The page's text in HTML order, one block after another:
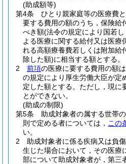
(助成額等)
第4条
ひとり親家庭等の医療費
要する費用の額のうち，保険給
べき額(法令の規定により国若
よる医療に関する給付又は医療
れる高額療養費若しくは附加給
除した額)に相当する額とする。
2
前項の医療に要する費用の額
の規定により厚生労働大臣が定
定した額とする。 ただし，現に
とができない。
(助成の制限)
第5条
助成対象者の属する世帯
則で定める者については， この
い。
2
助成対象者に係る疾病又は負
生じた場合において，その医療
部について助成対象者が，第三